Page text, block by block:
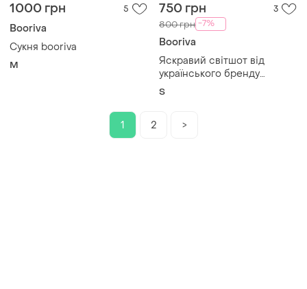
1000 грн 5
Booriva
Сукня booriva
M
750 грн 3
800 грн -7%
Booriva
Яскравий світшот від
українського бренду
booriva
S
1 2 >